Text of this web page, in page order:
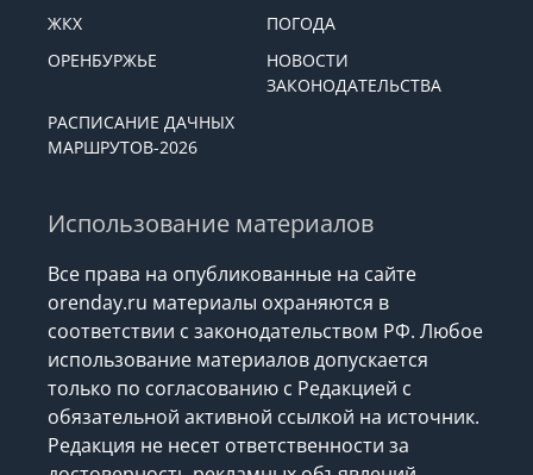
ЖКХ
ПОГОДА
ОРЕНБУРЖЬЕ
НОВОСТИ
ЗАКОНОДАТЕЛЬСТВА
РАСПИСАНИЕ ДАЧНЫХ
МАРШРУТОВ-2026
Использование материалов
Все права на опубликованные на сайте
orenday.ru материалы охраняются в
соответствии с законодательством РФ. Любое
использование материалов допускается
только по согласованию с Редакцией с
обязательной активной ссылкой на источник.
Редакция не несет ответственности за